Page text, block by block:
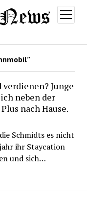
Menü
öffnen
verdienen? Junge
neben der
nach Hause.
Schmidts es nicht
ihr Staycation
und sich…